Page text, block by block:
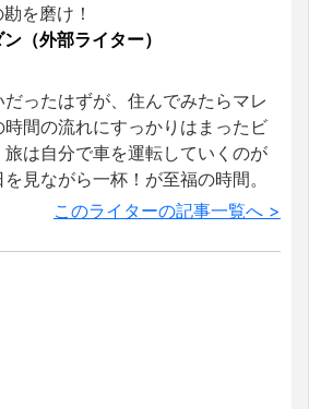
を磨け！
（外部ライター）
ったはずが、住んでみたらマレ
間の流れにすっかりはまったビ
は自分で車を運転していくのが
見ながら一杯！が至福の時間。
このライターの記事一覧へ >
ドブック②～名物料理・カフ